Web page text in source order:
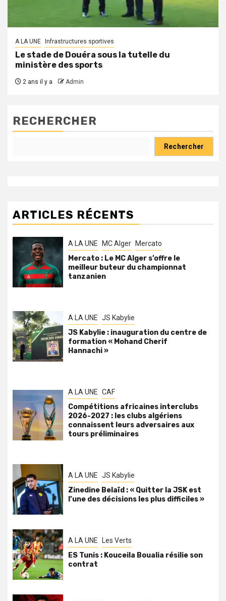
A LA UNE Infrastructures sportives
Le stade de Douéra sous la tutelle du
ministère des sports
2 ans il y a Admin
RECHERCHER
Rechercher
ARTICLES RÉCENTS
A LA UNE MC Alger Mercato
Mercato : Le MC Alger s’offre le
meilleur buteur du championnat
tanzanien
A LA UNE JS Kabylie
JS Kabylie : inauguration du centre de
formation « Mohand Cherif
Hannachi »
A LA UNE CAF
Compétitions africaines interclubs
2026-2027 : les clubs algériens
connaissent leurs adversaires aux
tours préliminaires
A LA UNE JS Kabylie
Zinedine Belaïd : « Quitter la JSK est
l’une des décisions les plus difficiles »
A LA UNE Les Verts
ES Tunis : Kouceila Boualia résilie son
contrat